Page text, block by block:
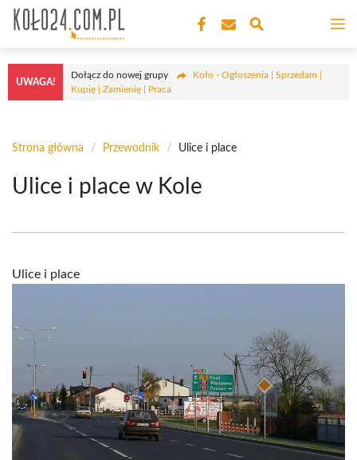
Przejdź
treści
UWAGA!
Dołącz do nowej grupy
Koło - Ogłoszenia | Sprzedam |
Kupię | Zamienię | Praca
Strona główna / Przewodnik / Ulice i place
Ulice i place w Kole
Ulice i place